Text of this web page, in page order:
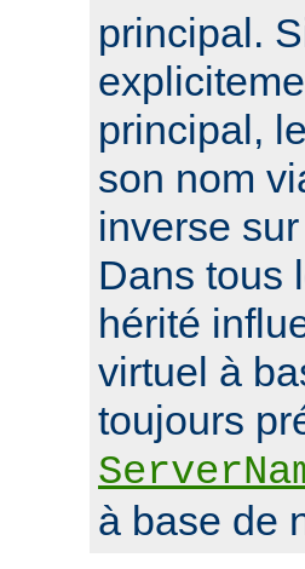
principal.
principal,
son nom
inverse
Dans tous
hérité
virtuel à
toujours
à base de